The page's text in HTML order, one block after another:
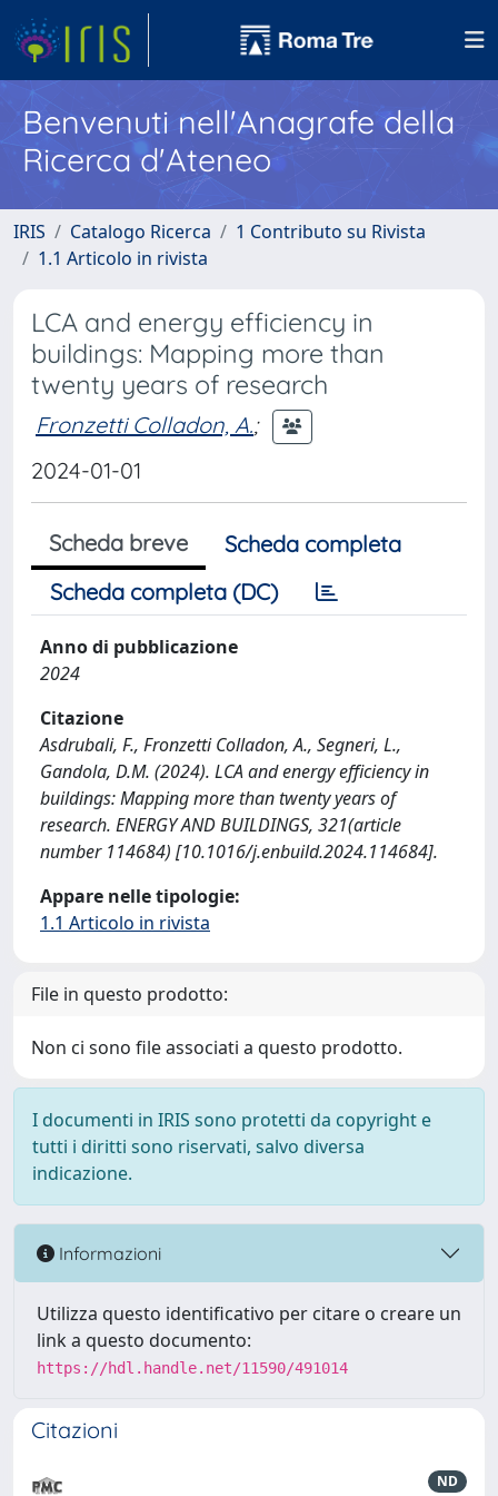
Benvenuti nell'Anagrafe della
Ricerca d'Ateneo
IRIS Catalogo Ricerca
1 Contributo su Rivista
1.1 Articolo in rivista
LCA and energy efficiency in
buildings: Mapping more than
twenty years of research
Fronzetti Colladon, A.;
2024-01-01
Scheda breve
Scheda completa
Scheda completa (DC)
Anno di pubblicazione
2024
Citazione
Asdrubali, F., Fronzetti Colladon, A., Segneri, L.,
Gandola, D.M. (2024). LCA and energy efficiency in
buildings: Mapping more than twenty years of
research. ENERGY AND BUILDINGS, 321(article
number 114684) [10.1016/j.enbuild.2024.114684].
Appare nelle tipologie:
1.1 Articolo in rivista
File in questo prodotto:
Non ci sono file associati a questo prodotto.
I documenti in IRIS sono protetti da copyright e
tutti i diritti sono riservati, salvo diversa
indicazione.
Informazioni
Utilizza questo identificativo per citare o creare un
link a questo documento:
https://hdl.handle.net/11590/491014
Citazioni
ND